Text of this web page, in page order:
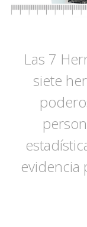
Las 7
siete
evidencia